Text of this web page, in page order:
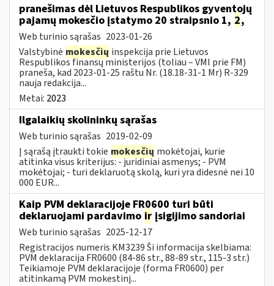
pranešimas dėl Lietuvos Respublikos gyventojų
pajamų mokesčio įstatymo 20 straipsnio 1, 2,
Web turinio sąrašas 2023-01-26
Valstybinė mokesčių inspekcija prie Lietuvos
Respublikos finansų ministerijos (toliau – VMI prie FM)
praneša, kad 2023-01-25 raštu Nr. (18.18-31-1 Mr) R-329
nauja redakcija...
Metai: 2023
Ilgalaikių skolininkų sąrašas
Web turinio sąrašas 2019-02-09
Į sąrašą įtraukti tokie mokesčių mokėtojai, kurie
atitinka visus kriterijus: - juridiniai asmenys; - PVM
mokėtojai; - turi deklaruotą skolą, kuri yra didesnė nei 10
000 EUR...
Kaip PVM deklaracijoje FR0600 turi būti
deklaruojami pardavimo ir įsigijimo sandoriai
Web turinio sąrašas 2025-12-17
Registracijos numeris KM3239 Ši informacija skelbiama:
PVM deklaracija FR0600 (84-86 str., 88-89 str., 115-3 str.)
Teikiamoje PVM deklaracijoje (forma FR0600) per
atitinkamą PVM mokestinį...